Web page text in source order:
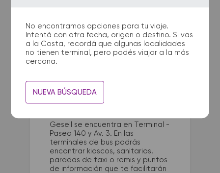
No encontramos opciones para tu viaje.
Intentá con otra fecha, origen o destino. Si vas
a la Costa, recordá que algunas localidades
no tienen terminal, pero podés viajar a la más
cercana.
NUEVA BÚSQUEDA
¿Dónde quedan las
terminales de micro de
Moreno Centro a Villa Gesell?
La terminal de ómnibus de
Gesell se encuentra en Terminal -
Paseo 140 y Av. 3. En las
terminales de bus podrás
encontrar kioscos, sanitarios,
paradas de taxi o remis y puntos
de información que te facilitarán